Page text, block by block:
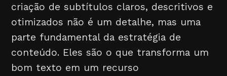
criação de subtítulos claros, descritivos e
otimizados não é um detalhe, mas uma
parte fundamental da estratégia de
conteúdo. Eles são o que transforma um
bom texto em um recurso